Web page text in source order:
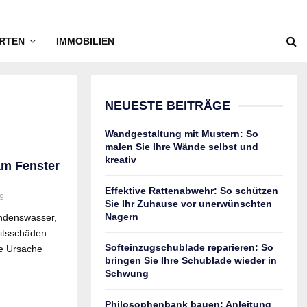
IMMOBILIEN
Fenster
Ursache
NEUESTE BEITRÄGE
Wandgestaltung mit Mustern: So
malen Sie Ihre Wände selbst und
kreativ
Effektive Rattenabwehr: So schützen
Sie Ihr Zuhause vor unerwünschten
Nagern
Softeinzugschublade reparieren: So
bringen Sie Ihre Schublade wieder in
Schwung
Philosophenbank bauen: Anleitung